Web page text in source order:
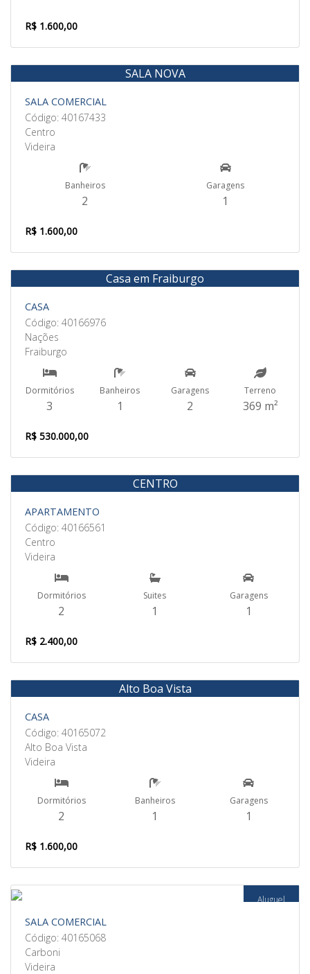
R$ 1.600,00
Aluguel
SALA NOVA
SALA COMERCIAL
Código: 40167433
Centro
Videira
Banheiros
2
Garagens
1
R$ 1.600,00
Venda
Casa em Fraiburgo
CASA
Código: 40166976
Nações
Fraiburgo
Dormitórios
3
Banheiros
1
Garagens
2
Terreno
369 m²
R$ 530.000,00
Aluguel
CENTRO
APARTAMENTO
Código: 40166561
Centro
Videira
Dormitórios
2
Suites
1
Garagens
1
R$ 2.400,00
Aluguel
Alto Boa Vista
CASA
Código: 40165072
Alto Boa Vista
Videira
Dormitórios
2
Banheiros
1
Garagens
1
R$ 1.600,00
Aluguel
SALA COMERCIAL
Código: 40165068
Carboni
Videira